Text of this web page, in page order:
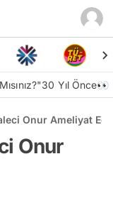
30 Yıl Önce👀
Onur Ameliyat
Onur